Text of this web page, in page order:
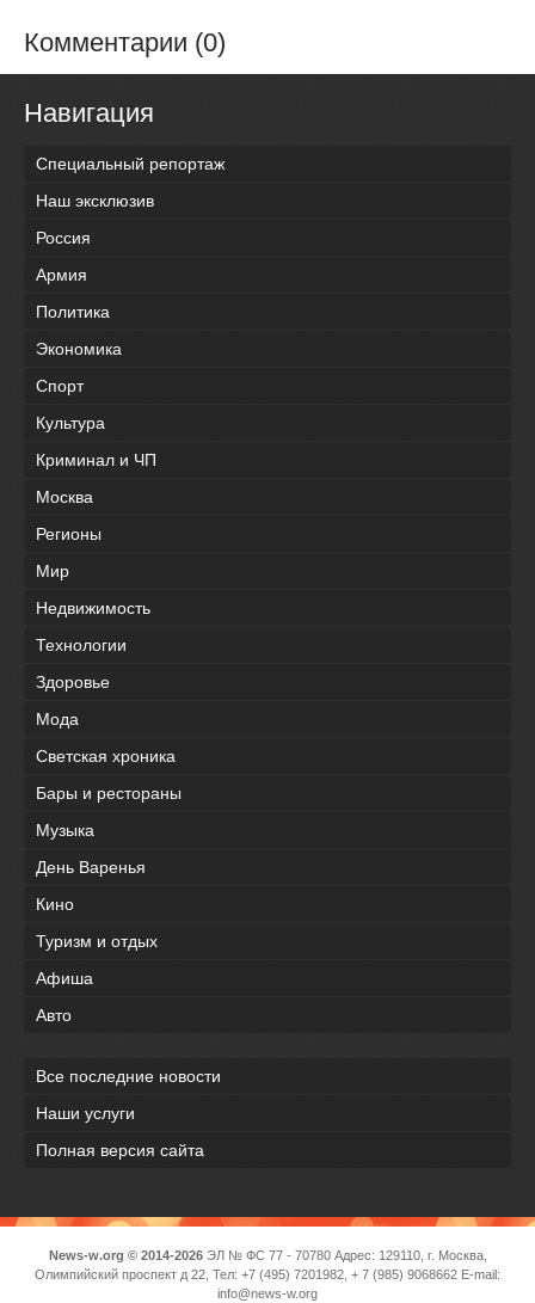
Комментарии (0)
Навигация
Специальный репортаж
Наш эксклюзив
Россия
Армия
Политика
Экономика
Спорт
Культура
Криминал и ЧП
Москва
Регионы
Мир
Недвижимость
Технологии
Здоровье
Мода
Светская хроника
Бары и рестораны
Музыка
День Варенья
Кино
Туризм и отдых
Афиша
Авто
Все последние новости
Наши услуги
Полная версия сайта
News-w.org © 2014-2026ЭЛ № ФС 77 - 70780 Адрес: 129110, г. Москва,
Олимпийский проспект д 22, Тел: +7 (495) 7201982, + 7 (985) 9068662 E-mail:
info@news-w.org